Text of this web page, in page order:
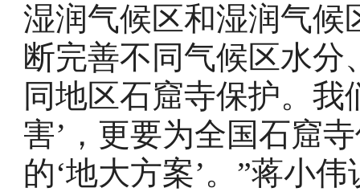
湿润气候区和湿润气候
断完善不同气候区水
同地区石窟寺保护。我
害’，更要为全国石窟
的‘地大方案’。”蒋小伟